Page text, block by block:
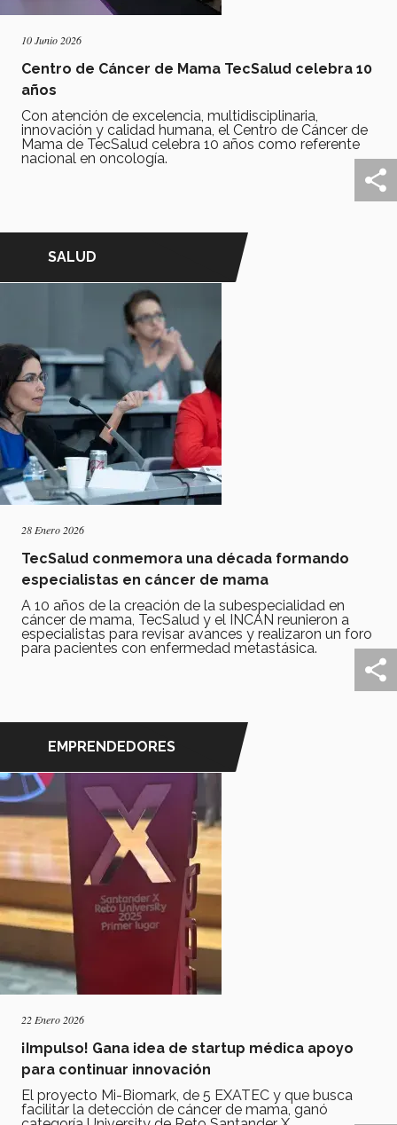
10 Junio 2026
Centro de Cáncer de Mama TecSalud celebra 10
años
Con atención de excelencia, multidisciplinaria,
innovación y calidad humana, el Centro de Cáncer de
Mama de TecSalud celebra 10 años como referente
nacional en oncología.
SALUD
28 Enero 2026
TecSalud conmemora una década formando
especialistas en cáncer de mama
A 10 años de la creación de la subespecialidad en
cáncer de mama, TecSalud y el INCAN reunieron a
especialistas para revisar avances y realizaron un foro
para pacientes con enfermedad metastásica.
EMPRENDEDORES
22 Enero 2026
¡Impulso! Gana idea de startup médica apoyo
para continuar innovación
El proyecto Mi-Biomark, de 5 EXATEC y que busca
facilitar la detección de cáncer de mama, ganó